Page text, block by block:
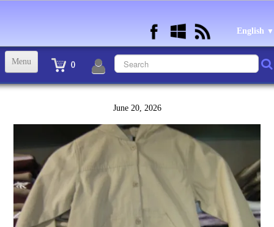
English ▼
0
Menu
STATUETTES BD RESINE et PLOMB
ANDRE FRANQUIN OBJETS ET VETEMENTS
BECASSINE OU BETTY BOOP OBJETS ET VETEMENTS ▼
June 20, 2026